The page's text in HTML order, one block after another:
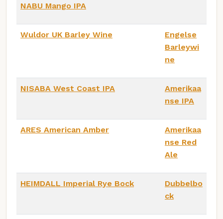
NABU Mango IPA
Wuldor UK Barley Wine
Engelse
Barleywi
ne
NISABA West Coast IPA
Amerikaa
nse IPA
ARES American Amber
Amerikaa
nse Red
Ale
HEIMDALL Imperial Rye Bock
Dubbelbo
ck